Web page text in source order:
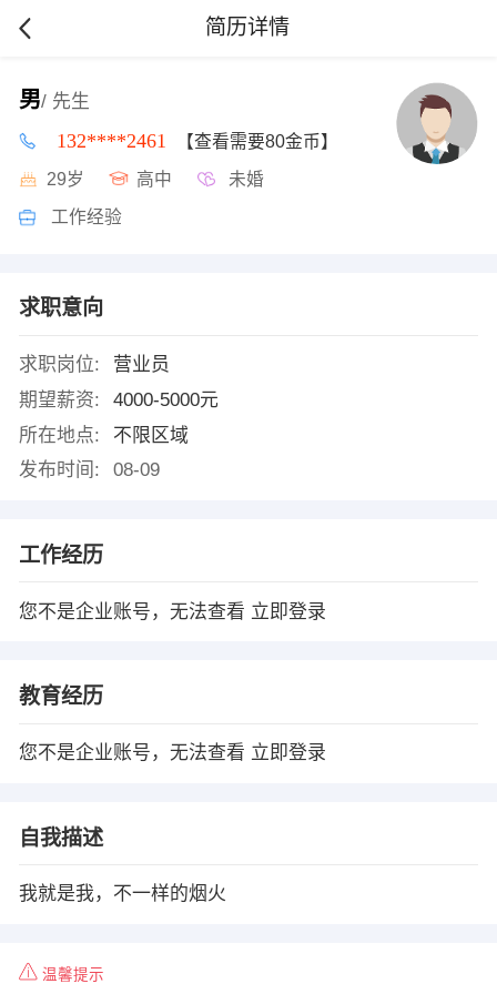
简历详情
男/ 先生
132****2461 【查看需要80金币】
29岁 高中 未婚
工作经验
求职意向
求职岗位:
营业员
期望薪资:
4000-5000元
所在地点:
不限区域
发布时间:
08-09
工作经历
您不是企业账号，无法查看 立即登录
教育经历
您不是企业账号，无法查看 立即登录
自我描述
我就是我，不一样的烟火
温馨提示